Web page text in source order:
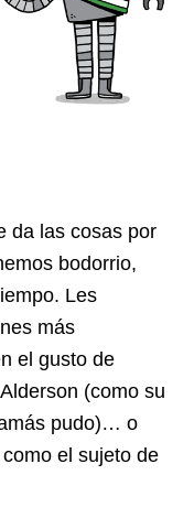
da las cosas por
bodorrio,
Les
más
el gusto de
(como su
pudo)… o
el sujeto de